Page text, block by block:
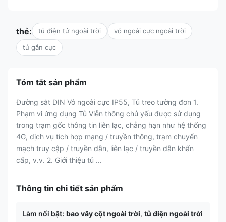
thẻ: tủ điện tử ngoài trời vỏ ngoài cực ngoài trời
tủ gắn cực
Tóm tắt sản phẩm
Đường sắt DIN Vỏ ngoài cực IP55, Tủ treo tường đơn 1.
Phạm vi ứng dụng Tủ Viễn thông chủ yếu được sử dụng
trong trạm gốc thông tin liên lạc, chẳng hạn như hệ thống
4G, dịch vụ tích hợp mạng / truyền thông, trạm chuyển
mạch truy cập / truyền dẫn, liên lạc / truyền dẫn khẩn
cấp, v.v. 2. Giới thiệu tủ ...
Thông tin chi tiết sản phẩm
Làm nổi bật: bao vây cột ngoài trời, tủ điện ngoài trời